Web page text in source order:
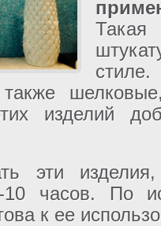
изделий
эти
часов. По
к ее